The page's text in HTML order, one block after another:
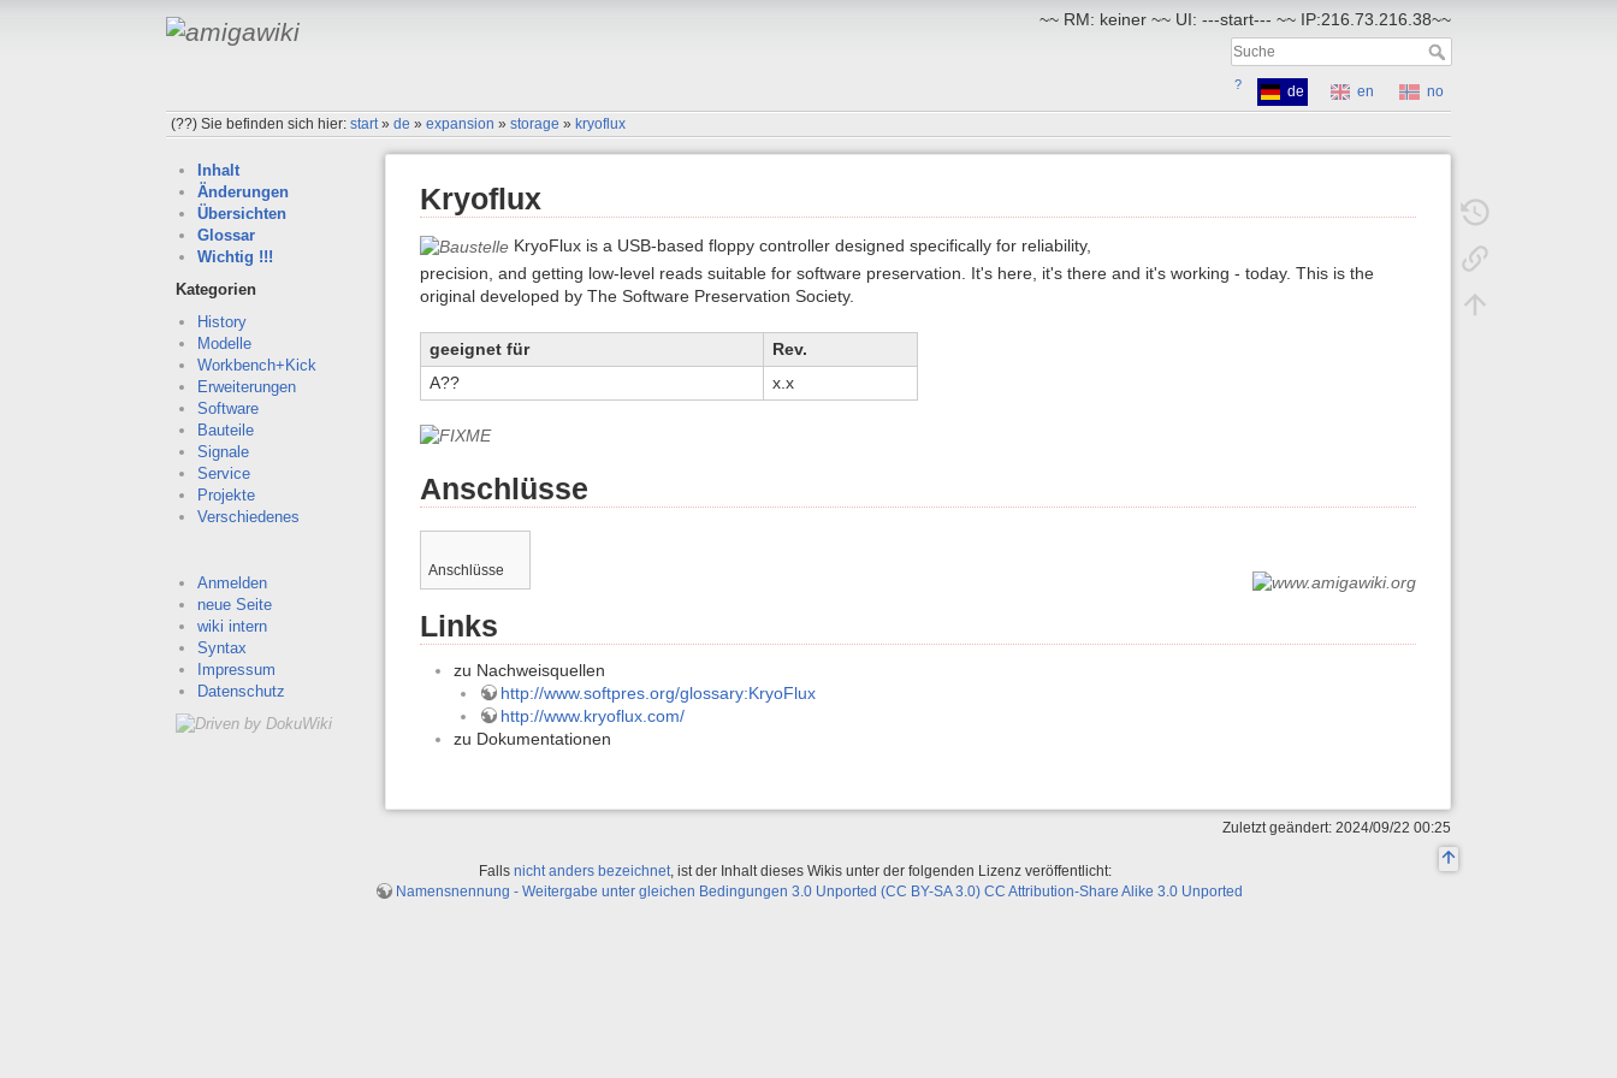
~~ RM: keiner ~~ UI: ---start--- ~~ IP:216.73.216.38~~
? de en
no
(??)Sie befinden sich hier:start»de »expansion »storage » kryoflux
Inhalt
Änderungen
Übersichten
Glossar
Wichtig !!!
Kategorien
History
Modelle
Workbench+Kick
Erweiterungen
Software
Bauteile
Signale
Service
Projekte
Verschiedenes
Anmelden
neue Seite
wiki intern
Syntax
Impressum
Datenschutz
Kryoflux
KryoFlux is a USB-based floppy controller designed specifically for reliability,
precision, and getting low-level reads suitable for software preservation. It's here, it's there and it's working - today. This is the
original developed by The Software Preservation Society.
geeignet für
Rev.
A??
x.x
Anschlüsse
Anschlüsse
Links
zu Nachweisquellen
http://www.softpres.org/glossary:KryoFlux
http://www.kryoflux.com/
zu Dokumentationen
Zuletzt geändert: 2024/09/22 00:25
Falls nicht anders bezeichnet, ist der Inhalt dieses Wikis unter der folgenden Lizenz veröffentlicht:
Namensnennung - Weitergabe unter gleichen Bedingungen 3.0 Unported (CC BY-SA 3.0) CC Attribution-Share Alike 3.0 Unported